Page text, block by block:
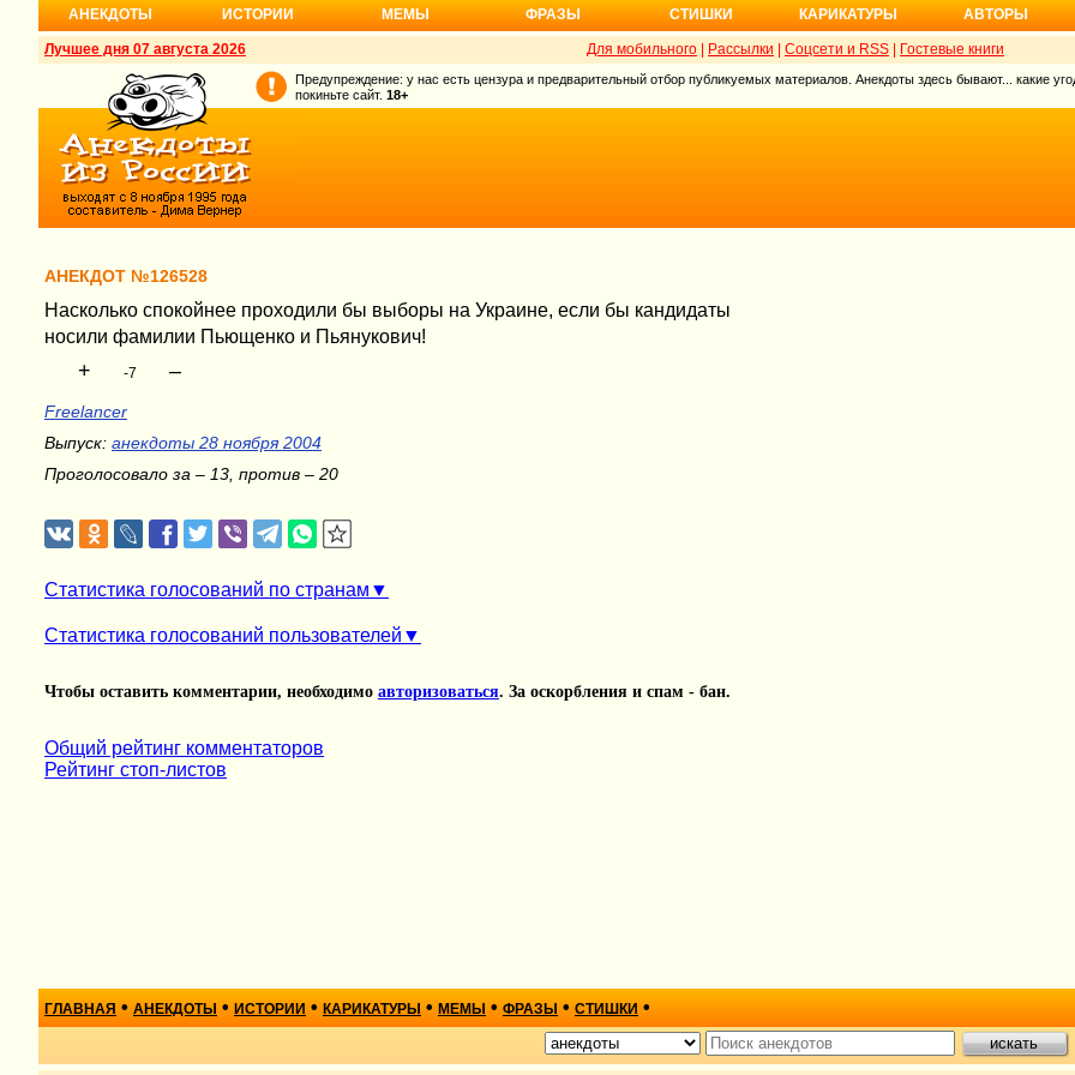
АНЕКДОТЫ ИСТОРИИ МЕМЫ ФРАЗЫ СТИШКИ КАРИКАТУРЫ АВТОРЫ
Лучшее дня 07 августа 2026 Для мобильного Рассылки Соцсети и RSS Гостевые книги
Предупреждение: у нас есть цензура и предварительный отбор публикуемых материалов. Анекдоты здесь бывают... какие
покиньте сайт. 18+
АНЕКДОТ №126528
Насколько спокойнее проходили бы выборы на Украине, если бы кандидаты
носили фамилии Пьющенко и Пьянукович!
+ -7 –
Freelancer
Выпуск: анекдоты 28 ноября 2004
Проголосовало за – 13, против – 20
Статистика голосований по странам
Статистика голосований пользователей
Чтобы оставить комментарии, необходимо авторизоваться. За оскорбления и спам - бан.
Общий рейтинг комментаторов
Рейтинг стоп-листов
ГЛАВНАЯ • АНЕКДОТЫ • ИСТОРИИ • КАРИКАТУРЫ • МЕМЫ • ФРАЗЫ • СТИШКИ •